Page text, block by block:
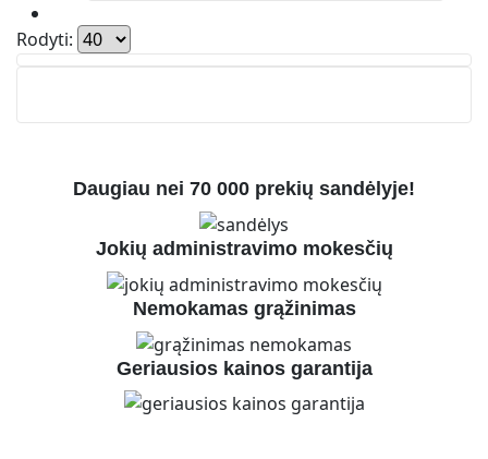
Rodyti:
Daugiau nei 70 000 prekių sandėlyje!
Jokių administravimo mokesčių
Nemokamas grąžinimas
Geriausios kainos garantija